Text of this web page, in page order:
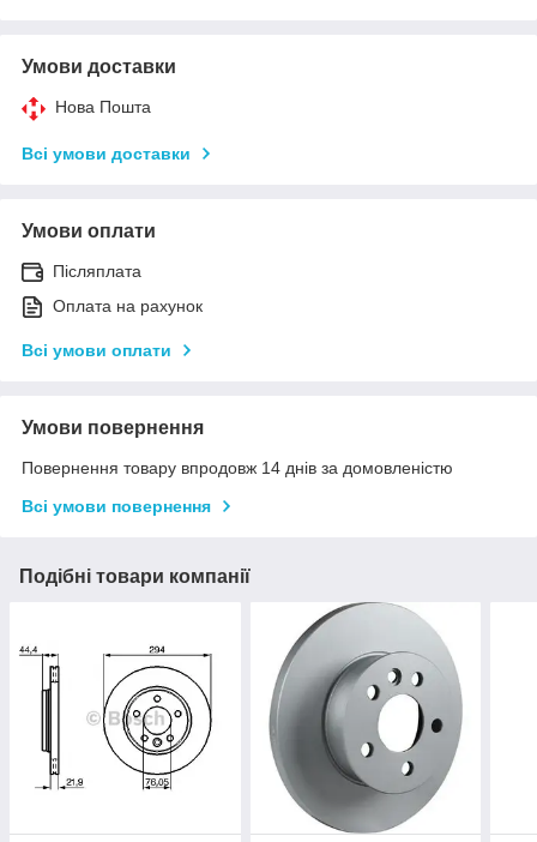
Умови доставки
Нова Пошта
Всі умови доставки
Умови оплати
Післяплата
Оплата на рахунок
Всі умови оплати
Умови повернення
Повернення товару впродовж 14 днів за домовленістю
Всі умови повернення
Подібні товари компанії